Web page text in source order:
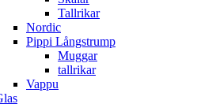
Tallrikar
Nordic
Pippi Långstrump
Muggar
tallrikar
Vappu